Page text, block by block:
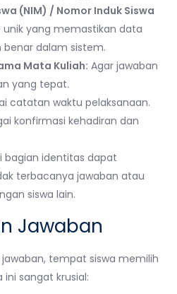
(NIM) / Nomor Induk Siswa
unik yang memastikan data
dalam sistem.
Mata Kuliah: Agar jawaban
yang tepat.
catatan waktu pelaksanaan.
konfirmasi kehadiran dan
bagian identitas dapat
terbacanya jawaban atau
siswa lain.
Jawaban
tempat siswa memilih
ini sangat krusial: